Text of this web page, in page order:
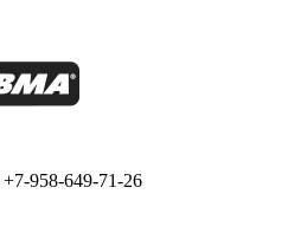
+7-958-649-71-26